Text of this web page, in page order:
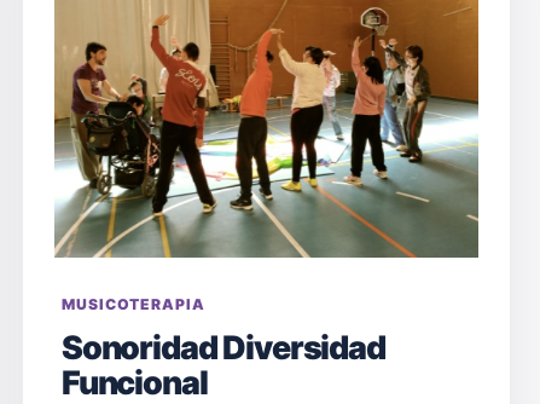
MUSICOTERAPIA
Sonoridad Diversidad
Funcional